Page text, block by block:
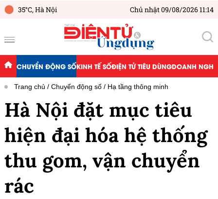
35°C,Hà Nội Chủ nhật 09/08/2026 11:14
CHUYỂN ĐỘNG SỐKINH TẾ SỐĐIỆN TỬ TIÊU DÙNGDOANH
Trang chủ Chuyển động số Hạ tầng thông minh
Hà Nội đặt mục tiêu
hiện đại hóa hệ thống
thu gom, vận chuyển
rác